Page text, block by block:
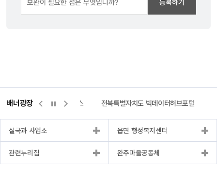
등록하기
배너광장
량바로처리센터 위택스 전북특별자치도 빅데이터허브포털
실국과 사업소 읍면 행정복지센터
관련누리집 완주마을공동체